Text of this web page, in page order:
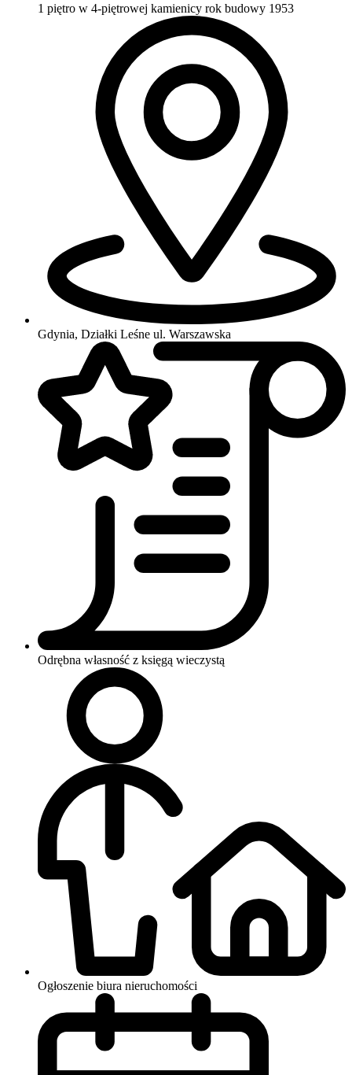
1 piętro w 4-piętrowej kamienicy rok budowy 1953
Gdynia, Działki Leśne ul. Warszawska
Odrębna własność z księgą wieczystą
Ogłoszenie biura nieruchomości